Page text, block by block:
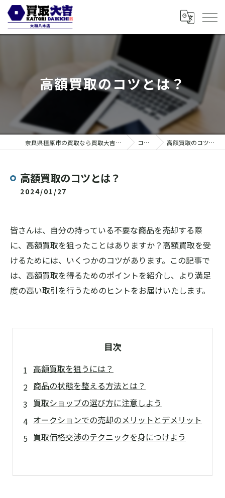
高額買取のコツとは？
奈良県橿原市の買取なら買取大吉 大和八木店 コラム 高額買取のコツとは？
高額買取のコツとは？
2024/01/27
皆さんは、自分の持っている不要な商品を売却する際
に、高額買取を狙ったことはありますか？高額買取を受
けるためには、いくつかのコツがあります。この記事で
は、高額買取を得るためのポイントを紹介し、より満足
度の高い取引を行うためのヒントをお届けいたします。
目次
高額買取を狙うには？
商品の状態を整える方法とは？
買取ショップの選び方に注意しよう
オークションでの売却のメリットとデメリット
買取価格交渉のテクニックを身につけよう